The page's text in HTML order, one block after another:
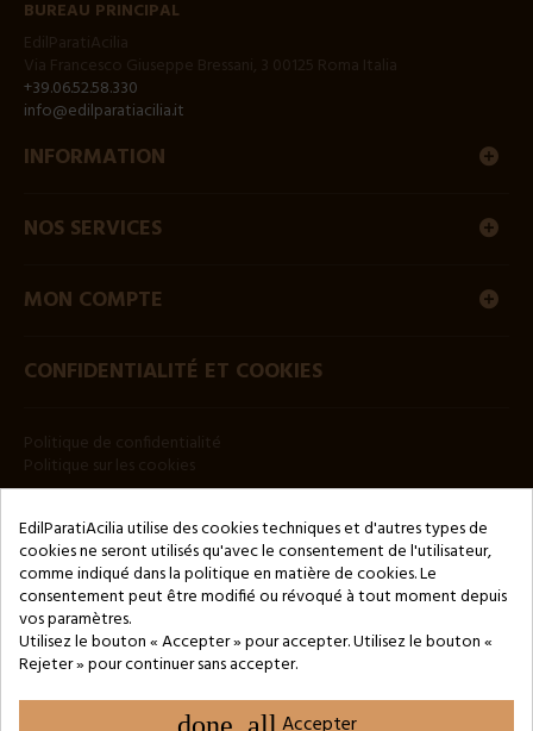
BUREAU PRINCIPAL
+39.06.52.58.330
info@edilparatiacilia.it
INFORMATION
NOS SERVICES
MON COMPTE
CONFIDENTIALITÉ ET COOKIES
Copyright © 2024 by 3Enne s.r.l.s. P.IVA/C.F.: 13466181008
Numéro d'enregistrement REA : RM-1449325 - Registre du
Commerce de Rome
EdilParatiAcilia utilise des cookies techniques et d'autres types de
cookies ne seront utilisés qu'avec le consentement de l'utilisateur,
comme indiqué dans la politique en matière de cookies. Le
consentement peut être modifié ou révoqué à tout moment depuis
vos paramètres.
Utilisez le bouton « Accepter » pour accepter. Utilisez le bouton «
Rejeter » pour continuer sans accepter.